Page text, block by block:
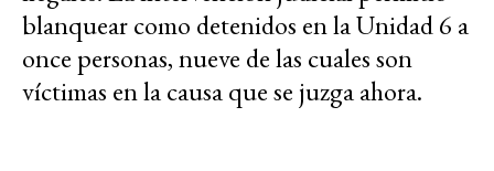
blanquear como detenidos en la Unidad 6 a
once personas, nueve de las cuales son
víctimas en la causa que se juzga ahora.